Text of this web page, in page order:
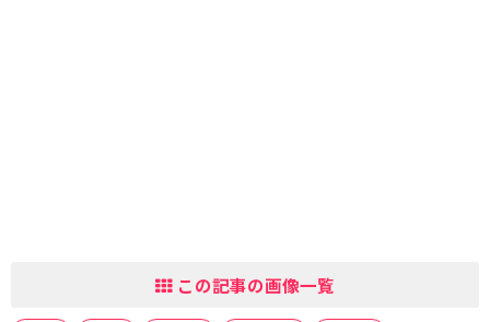
この記事の画像一覧